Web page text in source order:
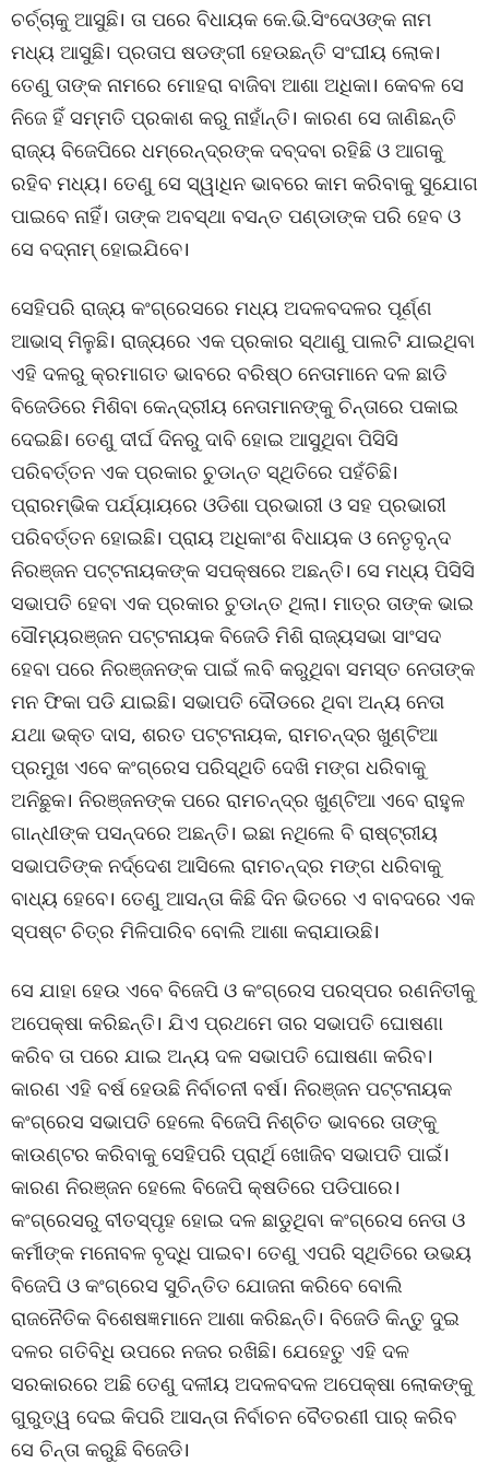
ଚର୍ଚ୍ଚାକୁ ଆସୁଛି। ତା ପରେ ବିଧାୟକ କେ.ଭି.ସିଂଦେଓଙ୍କ ନାମ
ମଧ୍ୟ ଆସୁଛି। ପ୍ରତାପ ଷଡଙ୍ଗୀ ହେଉଛନ୍ତି ସଂଘୀୟ ଲୋକ।
ତେଣୁ ତାଙ୍କ ନାମରେ ମୋହରା ବାଜିବା ଆଶା ଅଧିକା। କେବଳ ସେ
ନିଜେ ହିଁ ସମ୍ମତି ପ୍ରକାଶ କରୁ ନାହାଁନ୍ତି। କାରଣ ସେ ଜାଣିଛନ୍ତି
ରାଜ୍ୟ ବିଜେପିରେ ଧମ୍ରେନ୍ଦ୍ରଙ୍କ ଦବ୍ଦବା ରହିଛି ଓ ଆଗକୁ
ରହିବ ମଧ୍ୟ। ତେଣୁ ସେ ସ୍ୱାଧିନ ଭାବରେ କାମ କରିବାକୁ ସୁଯୋଗ
ପାଇବେ ନାହିଁ। ତାଙ୍କ ଅବସ୍ଥା ବସନ୍ତ ପଣ୍ଡାଙ୍କ ପରି ହେବ ଓ
ସେ ବଦ୍ନାମ୍ ହୋଇଯିବେ।
ସେହିପରି ରାଜ୍ୟ କଂଗ୍ରେସରେ ମଧ୍ୟ ଅଦଳବଦଳର ପୂର୍ଣ୍ଣ
ଆଭାସ୍ ମିଳୁଛି। ରାଜ୍ୟରେ ଏକ ପ୍ରକାର ସ୍ଥାଣୁ ପାଲଟି ଯାଇଥିବା
ଏହି ଦଳରୁ କ୍ରମାଗତ ଭାବରେ ବରିଷ୍ଠ ନେତାମାନେ ଦଳ ଛାଡି
ବିଜେଡିରେ ମିଶିବା କେନ୍ଦ୍ରୀୟ ନେତାମାନଙ୍କୁ ଚିନ୍ତାରେ ପକାଇ
ଦେଇଛି। ତେଣୁ ଦୀର୍ଘ ଦିନରୁ ଦାବି ହୋଇ ଆସୁଥିବା ପିସିସି
ପରିବର୍ତ୍ତନ ଏକ ପ୍ରକାର ଚୁଡାନ୍ତ ସ୍ଥିତିରେ ପହଁଚିଛି।
ପ୍ରାରମ୍ଭିକ ପର୍ଯ୍ୟାୟରେ ଓଡିଶା ପ୍ରଭାରୀ ଓ ସହ ପ୍ରଭାରୀ
ପରିବର୍ତ୍ତନ ହୋଇଛି। ପ୍ରାୟ ଅଧିକାଂଶ ବିଧାୟକ ଓ ନେତୃବୃନ୍ଦ
ନିରଞ୍ଜନ ପଟ୍ଟନାୟକଙ୍କ ସପକ୍ଷରେ ଅଛନ୍ତି। ସେ ମଧ୍ୟ ପିସିସି
ସଭାପତି ହେବା ଏକ ପ୍ରକାର ଚୁଡାନ୍ତ ଥିଲା। ମାତ୍ର ତାଙ୍କ ଭାଇ
ସୌମ୍ୟରଞ୍ଜନ ପଟ୍ଟନାୟକ ବିଜେଡି ମିଶି ରାଜ୍ୟସଭା ସାଂସଦ
ହେବା ପରେ ନିରଞ୍ଜନଙ୍କ ପାଇଁ ଲବି କରୁଥିବା ସମସ୍ତ ନେତାଙ୍କ
ମନ ଫିକା ପଡି ଯାଇଛି। ସଭାପତି ଦୌଡରେ ଥିବା ଅନ୍ୟ ନେତା
ଯଥା ଭକ୍ତ ଦାସ, ଶରତ ପଟ୍ଟନାୟକ, ରାମଚନ୍ଦ୍ର ଖୁଣ୍ଟିଆ
ପ୍ରମୁଖ ଏବେ କଂଗ୍ରେସ ପରିସ୍ଥିତି ଦେଖି ମଙ୍ଗ ଧରିବାକୁ
ଅନିଛୁକ। ନିରଞ୍ଜନଙ୍କ ପରେ ରାମଚନ୍ଦ୍ର ଖୁଣ୍ଟିଆ ଏବେ ରାହୁଳ
ଗାନ୍ଧୀଙ୍କ ପସନ୍ଦରେ ଅଛନ୍ତି। ଇଛା ନଥିଲେ ବି ରାଷ୍ଟ୍ରୀୟ
ସଭାପତିଙ୍କ ନର୍ଦ୍ଦେଶ ଆସିଲେ ରାମଚନ୍ଦ୍ର ମଙ୍ଗ ଧରିବାକୁ
ବାଧ୍ୟ ହେବେ। ତେଣୁ ଆସନ୍ତା କିଛି ଦିନ ଭିତରେ ଏ ବାବଦରେ ଏକ
ସ୍ପଷ୍ଟ ଚିତ୍ର ମିଳିପାରିବ ବୋଲି ଆଶା କରାଯାଉଛି।
ସେ ଯାହା ହେଉ ଏବେ ବିଜେପି ଓ କଂଗ୍ରେସ ପରସ୍ପର ରଣନିତୀକୁ
ଅପେକ୍ଷା କରିଛନ୍ତି। ଯିଏ ପ୍ରଥମେ ତାର ସଭାପତି ଘୋଷଣା
କରିବ ତା ପରେ ଯାଇ ଅନ୍ୟ ଦଳ ସଭାପତି ଘୋଷଣା କରିବ।
କାରଣ ଏହି ବର୍ଷ ହେଉଛି ନିର୍ବାଚନୀ ବର୍ଷ। ନିରଞ୍ଜନ ପଟ୍ଟନାୟକ
କଂଗ୍ରେସ ସଭାପତି ହେଲେ ବିଜେପି ନିଶ୍ଚିତ ଭାବରେ ତାଙ୍କୁ
କାଉଣ୍ଟର କରିବାକୁ ସେହିପରି ପ୍ରାର୍ଥି ଖୋଜିବ ସଭାପତି ପାଇଁ।
କାରଣ ନିରଞ୍ଜନ ହେଲେ ବିଜେପି କ୍ଷତିରେ ପଡିପାରେ।
କଂଗ୍ରେସରୁ ବୀତସ୍ପୃହ ହୋଇ ଦଳ ଛାଡୁଥିବା କଂଗ୍ରେସ ନେତା ଓ
କର୍ମୀଙ୍କ ମନୋବଳ ବୃଦ୍ଧି ପାଇବ। ତେଣୁ ଏପରି ସ୍ଥିତିରେ ଉଭୟ
ବିଜେପି ଓ କଂଗ୍ରେସ ସୁଚିନ୍ତିତ ଯୋଜନା କରିବେ ବୋଲି
ରାଜନୈତିକ ବିଶେଷଜ୍ଞମାନେ ଆଶା କରିଛନ୍ତି। ବିଜେଡି କିନ୍ତୁ ଦୁଇ
ଦଳର ଗତିବିଧି ଉପରେ ନଜର ରଖିଛି। ଯେହେତୁ ଏହି ଦଳ
ସରକାରରେ ଅଛି ତେଣୁ ଦଳୀୟ ଅଦଳବଦଳ ଅପେକ୍ଷା ଲୋକଙ୍କୁ
ଗୁରୁତ୍ୱ ଦେଇ କିପରି ଆସନ୍ତା ନିର୍ବାଚନ ବୈତରଣୀ ପାର୍ କରିବ
ସେ ଚିନ୍ତା କରୁଛି ବିଜେଡି।